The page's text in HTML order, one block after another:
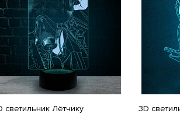
светильник Лётчику 3D